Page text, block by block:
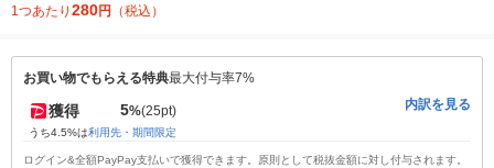
1つあたり 280円 （税込）
お買い物でもらえる特典最大付与率7%
獲得 5%(25pt)
うち4.5%は利用先・期間限定
内訳を見る
ログイン&全額PayPay支払いで獲得できます。原則として税抜金額に対し付与されます。